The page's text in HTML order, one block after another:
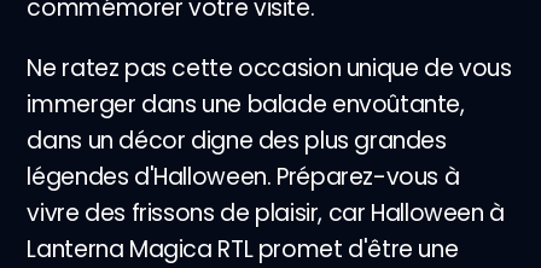
commémorer votre visite.
Ne ratez pas cette occasion unique de vous
immerger dans une balade envoûtante,
dans un décor digne des plus grandes
légendes d'Halloween. Préparez-vous à
vivre des frissons de plaisir, car Halloween à
Lanterna Magica RTL promet d'être une